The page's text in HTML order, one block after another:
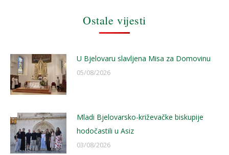
Ostale vijesti
U Bjelovaru slavljena Misa za Domovinu
05/08/2026
Mladi Bjelovarsko-križevačke biskupije
hodočastili u Asiz
03/08/2026